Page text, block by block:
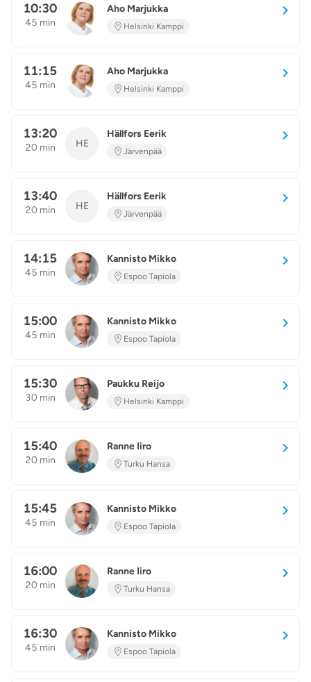
10:30
45 min AM
Aho Marjukka
Helsinki Kamppi
11:15
45 min AM
Aho Marjukka
Helsinki Kamppi
13:20
20 min HE
Hällfors Eerik
Järvenpää
13:40
20 min HE
Hällfors Eerik
Järvenpää
14:15
45 min KM
Kannisto Mikko
Espoo Tapiola
15:00
45 min KM
Kannisto Mikko
Espoo Tapiola
15:30
30 min PR
Paukku Reijo
Helsinki Kamppi
15:40
20 min RI
Ranne Iiro
Turku Hansa
15:45
45 min KM
Kannisto Mikko
Espoo Tapiola
16:00
20 min RI
Ranne Iiro
Turku Hansa
16:30
45 min KM
Kannisto Mikko
Espoo Tapiola